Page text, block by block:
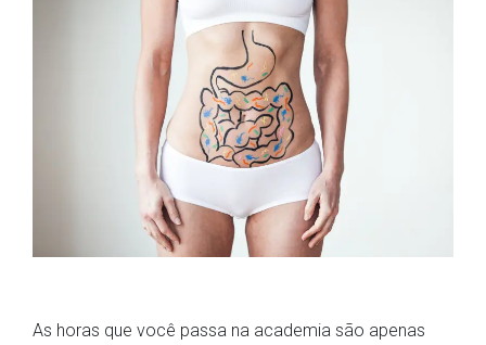
As horas que você passa na academia são apenas